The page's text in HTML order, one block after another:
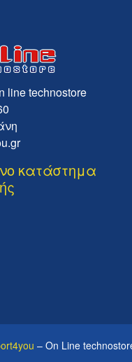
line technostore
κατάστημα
– On Line